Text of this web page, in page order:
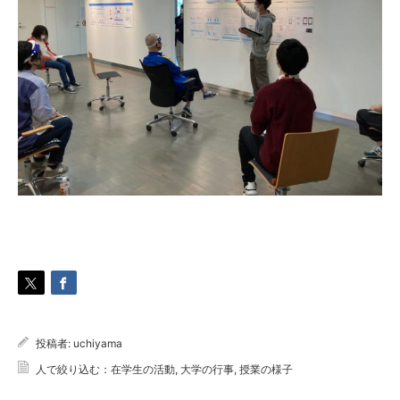
投稿者: uchiyama
人で絞り込む：在学生の活動, 大学の行事, 授業の様子